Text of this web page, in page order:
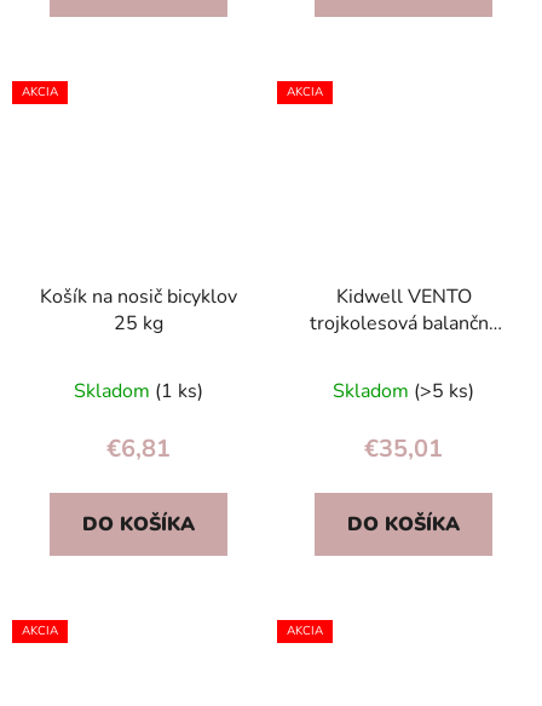
AKCIA
Košík na nosič bicyklov
25 kg
Skladom (1 ks)
€6,81
DO KOŠÍKA
AKCIA
Kidwell VENTO
trojkolesová balančná
LED kolieskami,
skladacia 3+
Skladom (>5 ks)
€35,01
DO KOŠÍKA
AKCIA AKCIA